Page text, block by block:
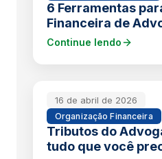
6 Ferramentas
Financeira de
Continue lendo
16 de abril de 2026
Organização Financeira
Tributos do
tudo que você